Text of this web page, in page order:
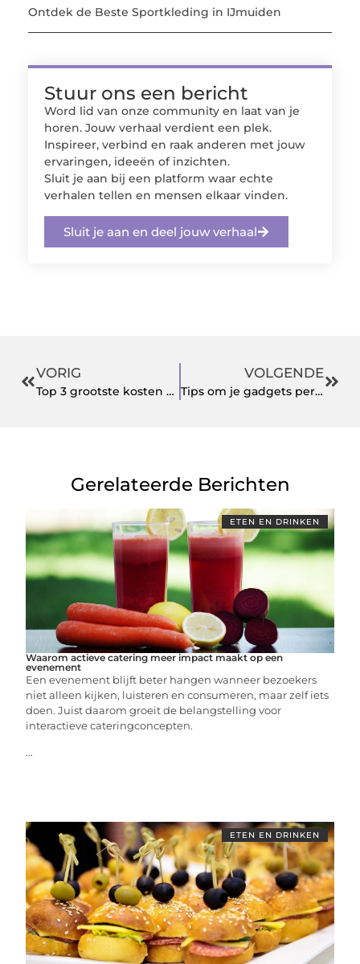
Ontdek de Beste Sportkleding in IJmuiden
Stuur ons een bericht
Word lid van onze community en laat van je
horen. Jouw verhaal verdient een plek.
Inspireer, verbind en raak anderen met jouw
ervaringen, ideeën of inzichten.
Sluit je aan bij een platform waar echte
verhalen tellen en mensen elkaar vinden.
Sluit je aan en deel jouw verhaal
VORIG
Top 3 grootste kosten voor sportverenigingen
VOLGENDE
Tips om je gadgets persoonlijk te maken
Gerelateerde Berichten
ETEN EN DRINKEN
Waarom actieve catering meer impact maakt op een
evenement
Een evenement blijft beter hangen wanneer bezoekers
niet alleen kijken, luisteren en consumeren, maar zelf iets
doen. Juist daarom groeit de belangstelling voor
interactieve cateringconcepten.
...
ETEN EN DRINKEN